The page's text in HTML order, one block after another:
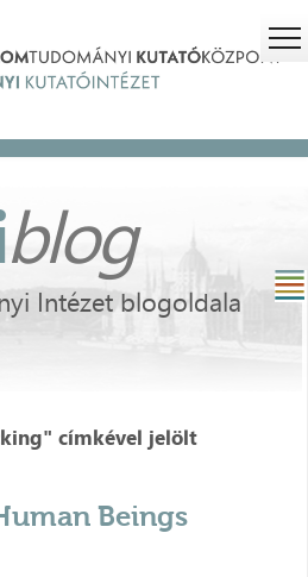
blog
Intézet blogoldala
címkével jelölt
Beings